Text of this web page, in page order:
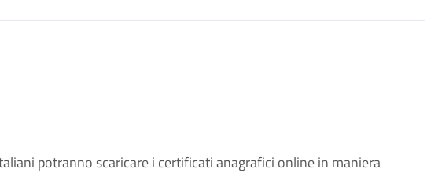
potranno scaricare i certificati anagrafici online in maniera